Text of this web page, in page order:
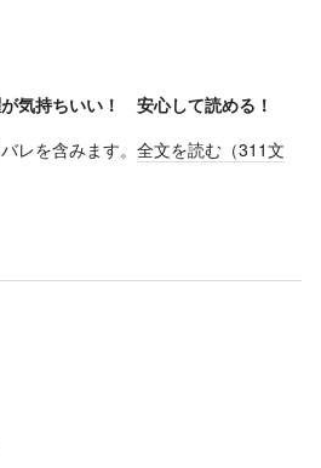
気持ちいい！ 安心して読める！
レを含みます。 全文を読む（311文